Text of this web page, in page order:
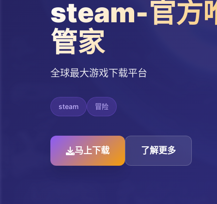
steam-官方
管家
全球最大游戏下载平台
steam 冒险
马上下载 了解更多